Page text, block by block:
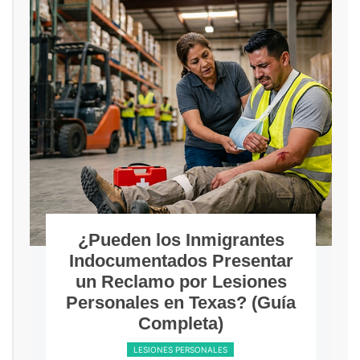
Cuando se rompe la
confianza sagrada:
Entendiendo la negligencia
en funerarias y las
ramificaciones por lesiones
personales en Houston